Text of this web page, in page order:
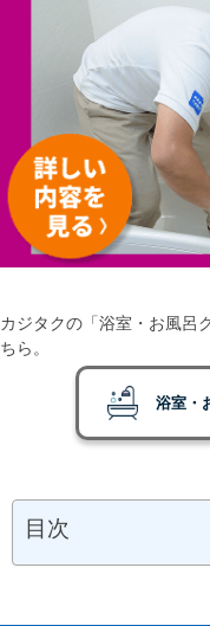
カジタクの「浴室・お風呂
ちら。
浴室・
目次